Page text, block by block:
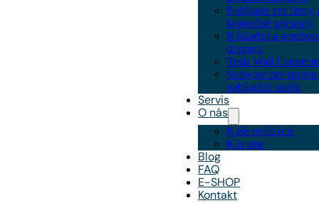
Nabíjanie pre firmy
komerčné priestory
Nákladná a
doprava
Tesla Wall
Software pre správu
nabíjacích staníc
Servis
O nás
Naše realizácie
Kto sme
Blog
FAQ
E-SHOP
Kontakt